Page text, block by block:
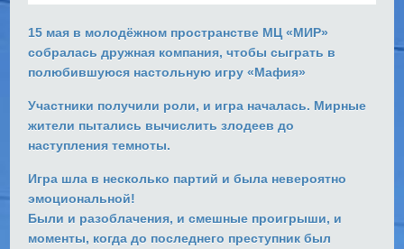
15 мая в молодёжном пространстве МЦ «МИР»
собралась дружная компания, чтобы сыграть в
полюбившуюся настольную игру «Мафия»
Участники получили роли, и игра началась. Мирные
жители пытались вычислить злодеев до
наступления темноты.
Игра шла в несколько партий и была невероятно
эмоциональной!
Были и разоблачения, и смешные проигрыши, и
моменты, когда до последнего преступник был